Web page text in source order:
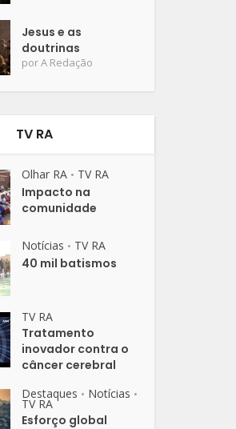
Jesus e as
doutrinas
porA Redação
TV RA
Olhar RA • TV RA
Impacto na
comunidade
Notícias • TV RA
40 mil batismos
TV RA
Tratamento
inovador contra o
câncer cerebral
Destaques • Notícias •
TV RA
Esforço global